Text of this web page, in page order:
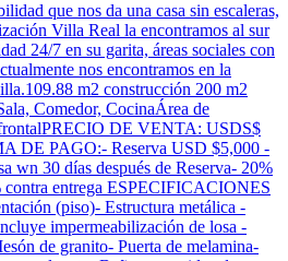
que nos da una casa sin escaleras,
Villa Real la encontramos al sur
24/7 en su garita, áreas sociales con
nos encontramos en la
m2 construcción 200 m2
Comedor, CocinaÁrea de
DE VENTA: USDS$
DE PAGO:- Reserva USD $5,000 -
wn 30 días después de Reserva- 20%
contra entrega ESPECIFICACIONES
(piso)- Estructura metálica -
impermeabilización de losa -
de granito- Puerta de melamina-